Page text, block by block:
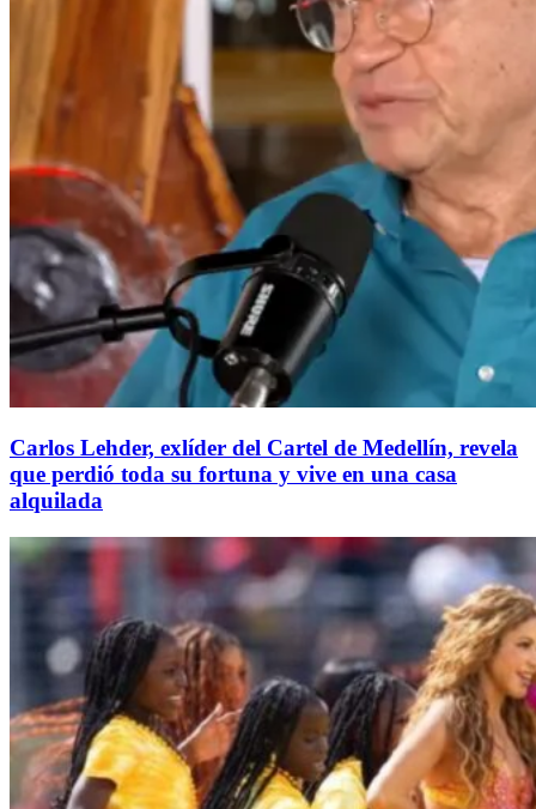
Carlos Lehder, exlíder del Cartel de Medellín, revela
que perdió toda su fortuna y vive en una casa
alquilada